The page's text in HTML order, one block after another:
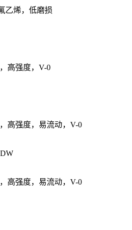
乙烯，低磨损
高强度，V-0
高强度，易流动，V-0
高强度，易流动，V-0